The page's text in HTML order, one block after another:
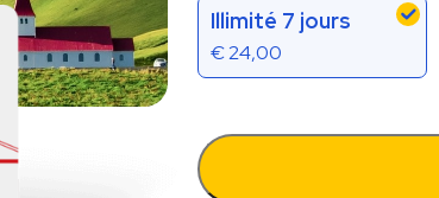
Illimité 7 jours
€24,00